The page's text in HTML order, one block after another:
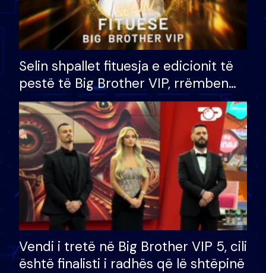
Selin shpallet fituesja e edicionit të
pestë të Big Brother VIP, rrëmben
çmimin e madh prej 100 mijë eurosh
Vendi i tretë në Big Brother VIP 5, cili
është finalisti i radhës që lë shtëpinë